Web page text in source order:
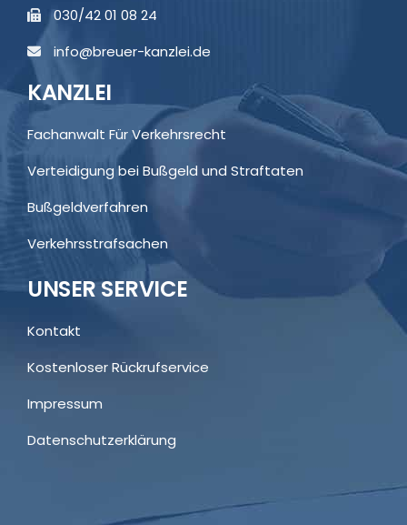
030/42 01 08 24
info@breuer-kanzlei.de
KANZLEI
Fachanwalt Für Verkehrsrecht
Verteidigung bei Bußgeld und Straftaten
Bußgeldverfahren
Verkehrsstrafsachen
UNSER SERVICE
Kontakt
Kostenloser Rückrufservice
Impressum
Datenschutzerklärung